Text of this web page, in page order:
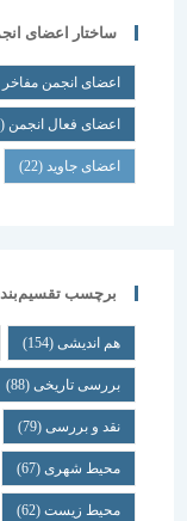
ساختار اعضای انجمن
اعضای انجمن مفاخر معماری
اعضای فعال انجمن(183)
اعضای جاوید(22)
برچسب تقسیم‌بندی‌های
هم اندیشی (154)
بررسی تاریخی (88)
نقد و بررسی (79)
محیط شهری(67)
محیط زیست(62)